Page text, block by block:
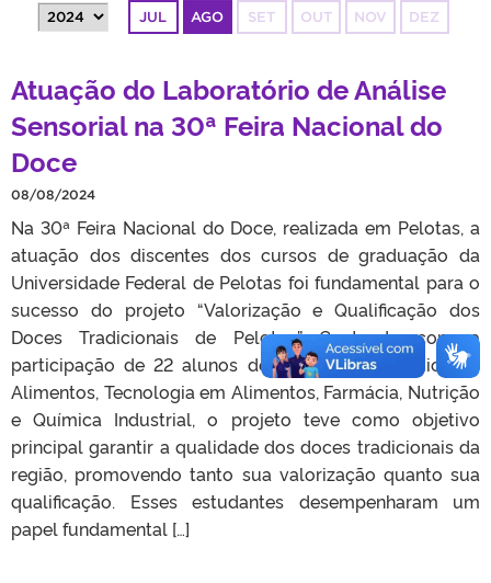
JUL AGO SET OUT NOV DEZ
Atuação do Laboratório de Análise
Sensorial na 30ª Feira Nacional do
Doce
08/08/2024
Na 30ª Feira Nacional do Doce, realizada em Pelotas, a
atuação dos discentes dos cursos de graduação da
Universidade Federal de Pelotas foi fundamental para o
sucesso do projeto “Valorização e Qualificação dos
Doces Tradicionais de Pelotas.” Contando com a
participação de 22 alunos dos cursos de Química de
Alimentos, Tecnologia em Alimentos, Farmácia, Nutrição
e Química Industrial, o projeto teve como objetivo
principal garantir a qualidade dos doces tradicionais da
região, promovendo tanto sua valorização quanto sua
qualificação. Esses estudantes desempenharam um
papel fundamental […]